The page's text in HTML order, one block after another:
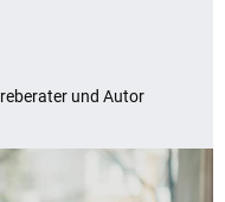
und Autor